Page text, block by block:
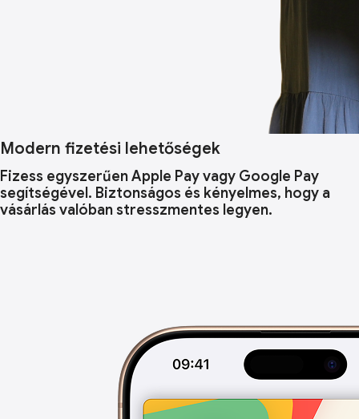
Modern fizetési lehetőségek
Fizess egyszerűen Apple Pay vagy Google Pay
segítségével. Biztonságos és kényelmes, hogy a
vásárlás valóban stresszmentes legyen.